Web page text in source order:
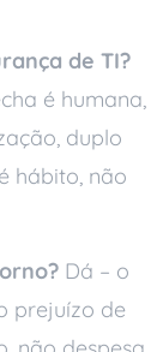
de TI?
é humana,
duplo
hábito, não
Dá – o
prejuízo de